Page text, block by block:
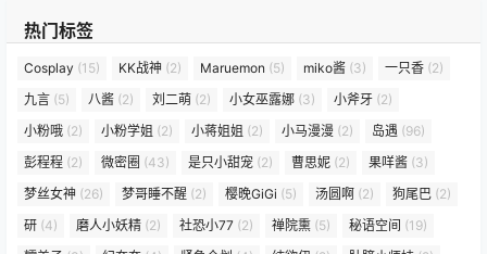
热门标签
Cosplay (15) KK战神 (2) Maruemon (5) miko酱 (3) 一只香 (2)
九言 (5) 八酱 (2) 刘二萌 (2) 小女巫露娜 (3) 小斧牙 (2)
小粉哦 (2) 小粉学姐 (2) 小蒋姐姐 (2) 小马漫漫 (2) 岛遇 (96)
彭程程 (2) 微密圈 (43) 是只小甜宠 (2) 曹思妮 (2) 果咩酱 (3)
梦丝女神 (26) 梦哥睡不醒 (2) 樱晚GiGi (5) 汤圆啊 (2) 狗尾巴 (2)
研 (4) 磨人小妖精 (2) 社恐小77 (2) 禅院熏 (5) 秘语空间 (19)